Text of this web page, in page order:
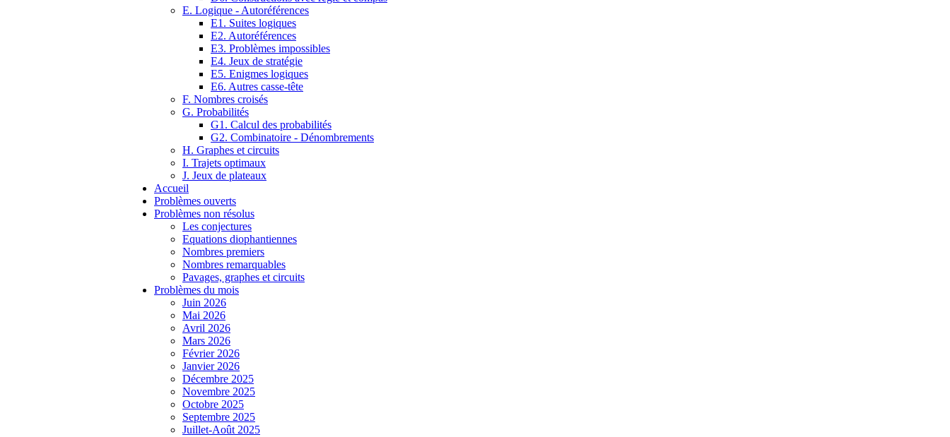
E. Logique - Autoréférences
E1. Suites logiques
E2. Autoréférences
E3. Problèmes impossibles
E4. Jeux de stratégie
E5. Enigmes logiques
E6. Autres casse-tête
F. Nombres croisés
G. Probabilités
G1. Calcul des probabilités
G2. Combinatoire - Dénombrements
H. Graphes et circuits
I. Trajets optimaux
J. Jeux de plateaux
Accueil
Problèmes ouverts
Problèmes non résolus
Les conjectures
Equations diophantiennes
Nombres premiers
Nombres remarquables
Pavages, graphes et circuits
Problèmes du mois
Juin 2026
Mai 2026
Avril 2026
Mars 2026
Février 2026
Janvier 2026
Décembre 2025
Novembre 2025
Octobre 2025
Septembre 2025
Juillet-Août 2025